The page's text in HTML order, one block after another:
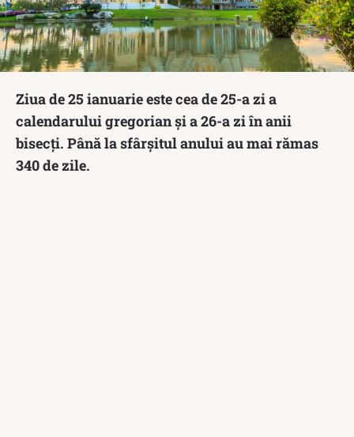
Ziua de 25 ianuarie este cea de 25-a zi a
calendarului gregorian și a 26-a zi în anii
bisecți. Până la sfârșitul anului au mai rămas
340 de zile.